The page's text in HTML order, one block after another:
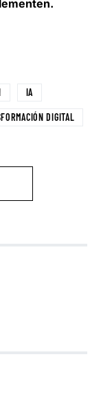
.
IA
DIGITAL